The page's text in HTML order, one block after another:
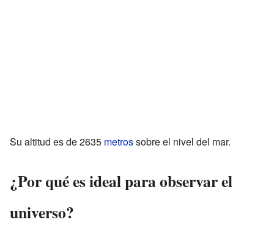
Su altitud es de 2635 metrossobre el nivel del mar.
¿Por qué es ideal para observar el
universo?